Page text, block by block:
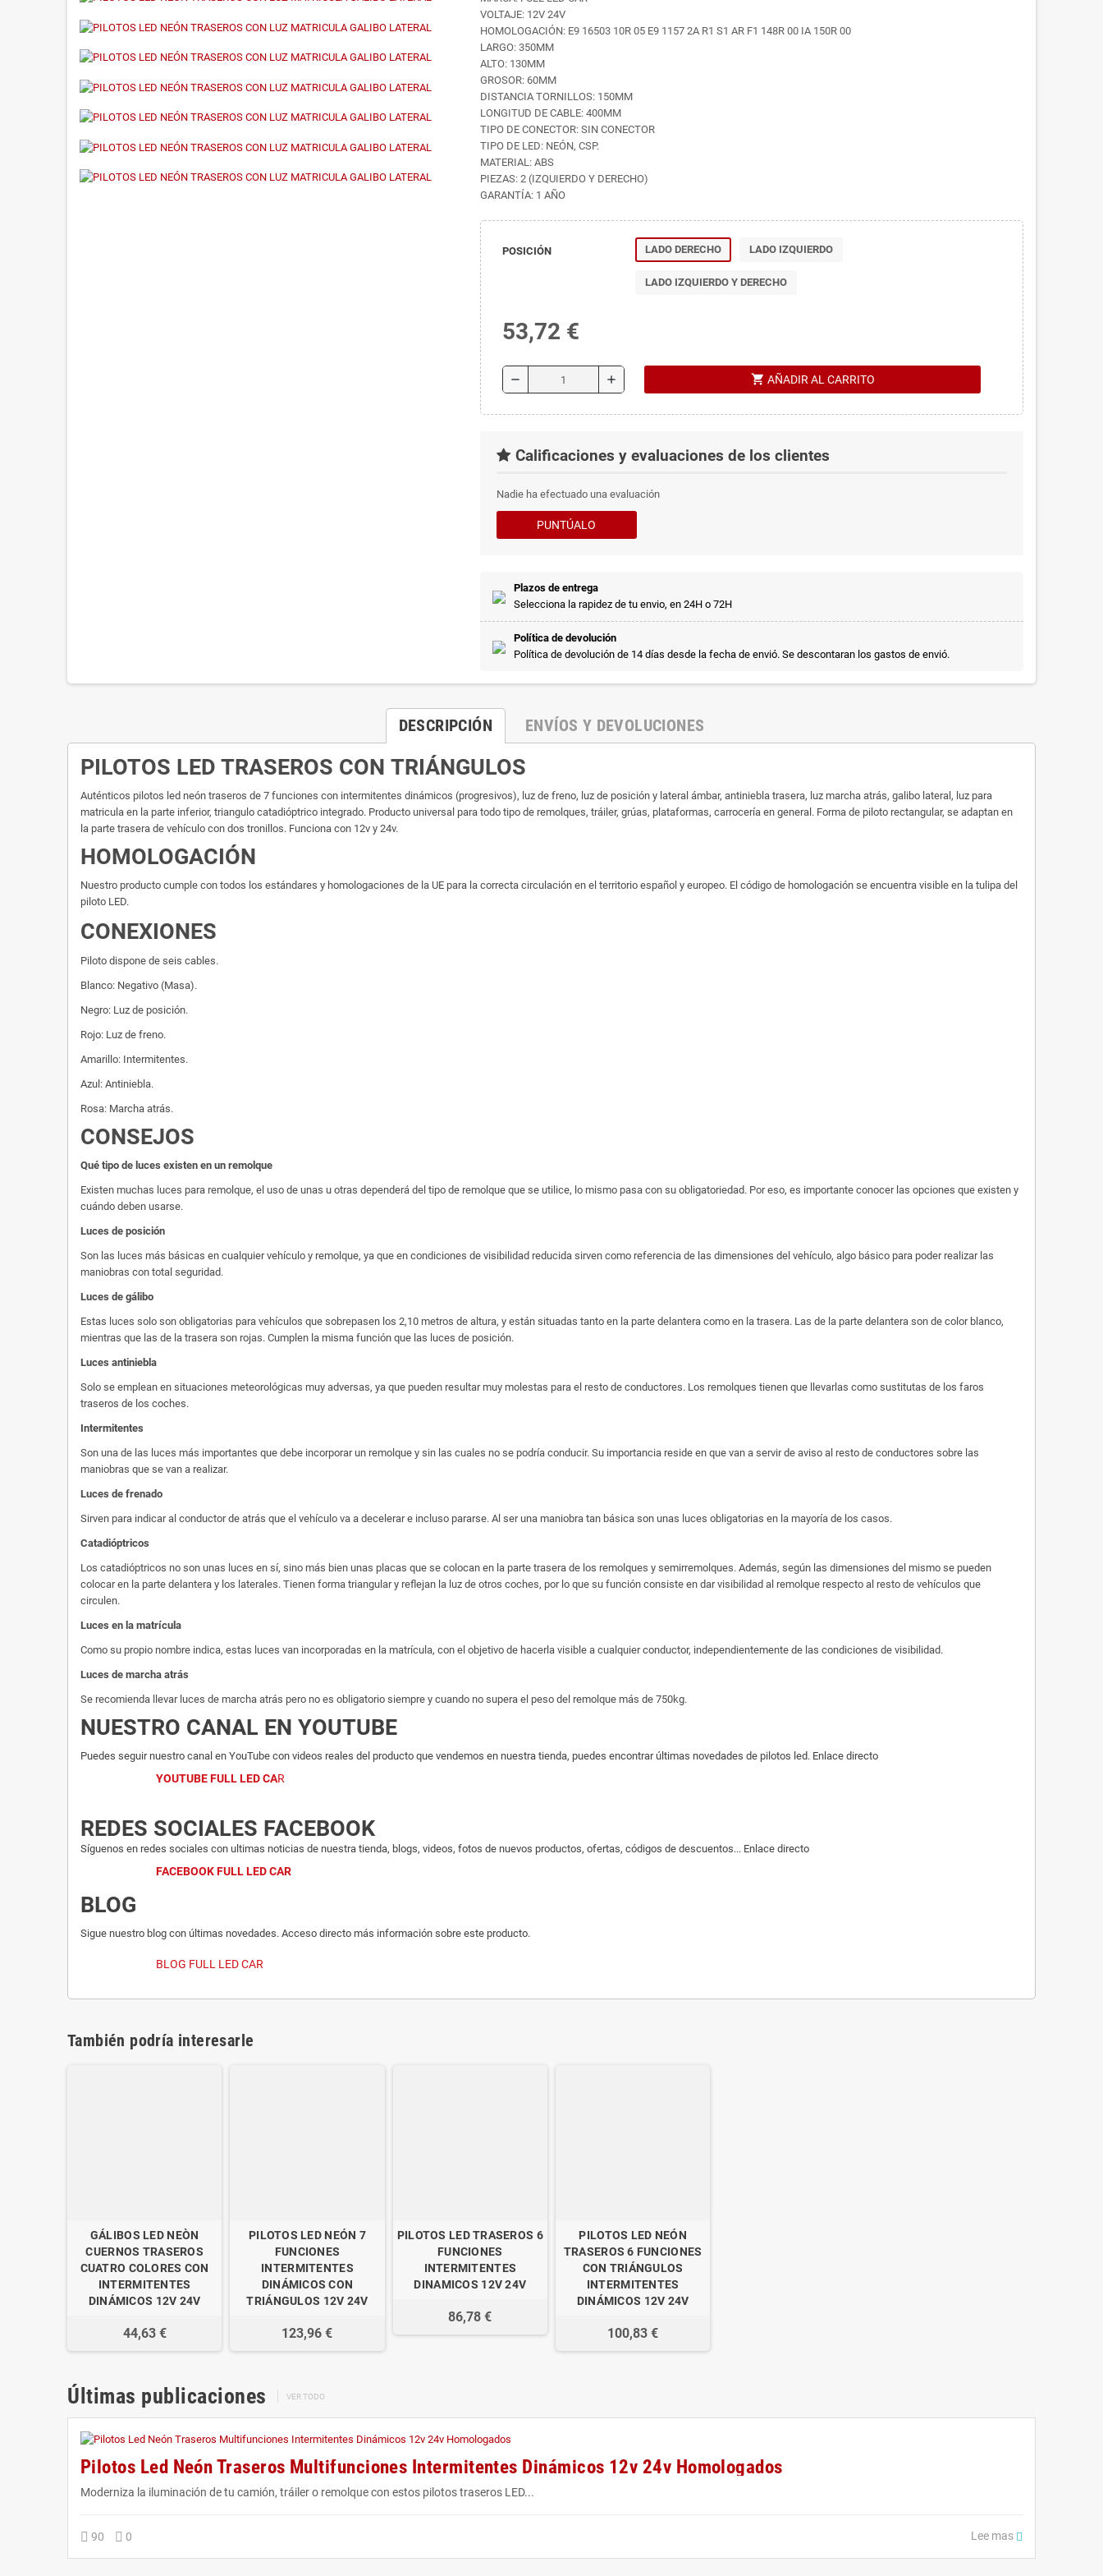
VOLTAJE: 12V 24V
HOMOLOGACIÓN: E9 16503 10R 05 E9 1157 2A R1 S1 AR F1 148R 00 IA 150R 00
LARGO: 350MM
ALTO: 130MM
GROSOR: 60MM
DISTANCIA TORNILLOS: 150MM
LONGITUD DE CABLE: 400MM
TIPO DE CONECTOR: SIN CONECTOR
TIPO DE LED: NEÓN, CSP.
MATERIAL: ABS
PIEZAS: 2 (IZQUIERDO Y DERECHO)
GARANTÍA: 1 AÑO
POSICIÓN LADO DERECHO LADO IZQUIERDO
LADO IZQUIERDO Y DERECHO
53,72 €
remove add shopping_cart AÑADIR AL CARRITO
Calificaciones y evaluaciones de los clientes
Nadie ha efectuado una evaluación
PUNTÚALO
Plazos de entrega
Selecciona la rapidez de tu envio, en 24H o 72H
Política de devolución
Política de devolución de 14 días desde la fecha de envió. Se descontaran los gastos de envió.
DESCRIPCIÓN ENVÍOS Y DEVOLUCIONES
PILOTOS LED TRASEROS CON TRIÁNGULOS
Auténticos pilotos led neón traseros de 7 funciones con intermitentes dinámicos (progresivos), luz de freno, luz de posición y lateral ámbar, antiniebla trasera, luz marcha atrás, galibo lateral, luz para
matricula en la parte inferior, triangulo catadióptrico integrado. Producto universal para todo tipo de remolques, tráiler, grúas, plataformas, carrocería en general. Forma de piloto rectangular, se adaptan en
la parte trasera de vehículo con dos tronillos. Funciona con 12v y 24v.
HOMOLOGACIÓN
Nuestro producto cumple con todos los estándares y homologaciones de la UE para la correcta circulación en el territorio español y europeo. El código de homologación se encuentra visible en la tulipa del
piloto LED.
CONEXIONES
Piloto dispone de seis cables.
Blanco: Negativo (Masa).
Negro: Luz de posición.
Rojo: Luz de freno.
Amarillo: Intermitentes.
Azul: Antiniebla.
Rosa: Marcha atrás.
CONSEJOS
Qué tipo de luces existen en un remolque
Existen muchas luces para remolque, el uso de unas u otras dependerá del tipo de remolque que se utilice, lo mismo pasa con su obligatoriedad. Por eso, es importante conocer las opciones que existen y
cuándo deben usarse.
Luces de posición
Son las luces más básicas en cualquier vehículo y remolque, ya que en condiciones de visibilidad reducida sirven como referencia de las dimensiones del vehículo, algo básico para poder realizar las
maniobras con total seguridad.
Luces de gálibo
Estas luces solo son obligatorias para vehículos que sobrepasen los 2,10 metros de altura, y están situadas tanto en la parte delantera como en la trasera. Las de la parte delantera son de color blanco,
mientras que las de la trasera son rojas. Cumplen la misma función que las luces de posición.
Luces antiniebla
Solo se emplean en situaciones meteorológicas muy adversas, ya que pueden resultar muy molestas para el resto de conductores. Los remolques tienen que llevarlas como sustitutas de los faros
traseros de los coches.
Intermitentes
Son una de las luces más importantes que debe incorporar un remolque y sin las cuales no se podría conducir. Su importancia reside en que van a servir de aviso al resto de conductores sobre las
maniobras que se van a realizar.
Luces de frenado
Sirven para indicar al conductor de atrás que el vehículo va a decelerar e incluso pararse. Al ser una maniobra tan básica son unas luces obligatorias en la mayoría de los casos.
Catadióptricos
Los catadióptricos no son unas luces en sí, sino más bien unas placas que se colocan en la parte trasera de los remolques y semirremolques. Además, según las dimensiones del mismo se pueden
colocar en la parte delantera y los laterales. Tienen forma triangular y reflejan la luz de otros coches, por lo que su función consiste en dar visibilidad al remolque respecto al resto de vehículos que
circulen.
Luces en la matrícula
Como su propio nombre indica, estas luces van incorporadas en la matrícula, con el objetivo de hacerla visible a cualquier conductor, independientemente de las condiciones de visibilidad.
Luces de marcha atrás
Se recomienda llevar luces de marcha atrás pero no es obligatorio siempre y cuando no supera el peso del remolque más de 750kg.
NUESTRO CANAL EN YOUTUBE
Puedes seguir nuestro canal en YouTube con videos reales del producto que vendemos en nuestra tienda, puedes encontrar últimas novedades de pilotos led. Enlace directo
YOUTUBE FULL LED CAR
REDES SOCIALES FACEBOOK
Síguenos en redes sociales con ultimas noticias de nuestra tienda, blogs, videos, fotos de nuevos productos, ofertas, códigos de descuentos... Enlace directo
FACEBOOK FULL LED CAR
BLOG
Sigue nuestro blog con últimas novedades. Acceso directo más información sobre este producto.
BLOG FULL LED CAR
También podría interesarle
GÁLIBOS LED NEÒN
CUERNOS TRASEROS
CUATRO COLORES CON
INTERMITENTES
DINÁMICOS 12V 24V
44,63 €
PILOTOS LED NEÓN 7
FUNCIONES
INTERMITENTES
DINÁMICOS CON
TRIÁNGULOS 12V 24V
123,96 €
PILOTOS LED TRASEROS 6
FUNCIONES
INTERMITENTES
DINAMICOS 12V 24V
86,78 €
PILOTOS LED NEÓN
TRASEROS 6 FUNCIONES
CON TRIÁNGULOS
INTERMITENTES
DINÁMICOS 12V 24V
100,83 €
Últimas publicaciones VER TODO
Pilotos Led Neón Traseros Multifunciones Intermitentes Dinámicos 12v 24v Homologados
Moderniza la iluminación de tu camión, tráiler o remolque con estos pilotos traseros LED...
90 0 Lee mas